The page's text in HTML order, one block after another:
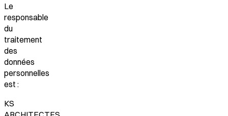
Le
responsable
du
traitement
des
données
personnelles
est :
KS